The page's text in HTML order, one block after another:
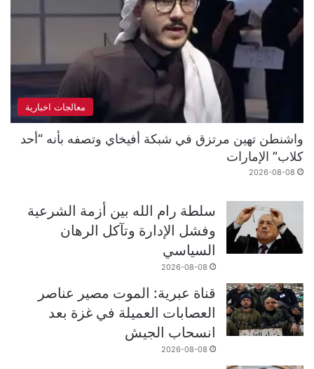
معالجات اخبارية
واشنطن تهين مرتزق في شبكة أفيخاي وتصفه بأنه “أحد
كلاب” الإمارات
2026-08-08
سلطة رام الله بين أزمة الشرعية
وفشل الإدارة وتآكل الرهان
السياسي
2026-08-08
قناة عبرية: الموت مصير عناصر
العصابات العميلة في غزة بعد
انسحاب الجيش
2026-08-08